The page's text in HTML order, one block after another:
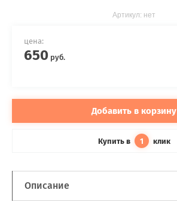
Артикул: нет
цена:
650 руб.
Добавить в корзину
Купить в 1 клик
Описание